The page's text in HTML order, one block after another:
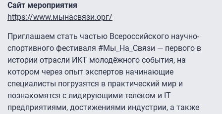
Сайт мероприятия
https://www.мынасвязи.орг/
Приглашаем стать частью Всероссийского научно-
спортивного фестиваля #Мы_На_Связи — первого в
истории отрасли ИКТ молодёжного события, на
котором через опыт экспертов начинающие
специалисты погрузятся в практический мир и
познакомятся с лидирующими телеком и IT
предприятиями, достижениями индустрии, а также